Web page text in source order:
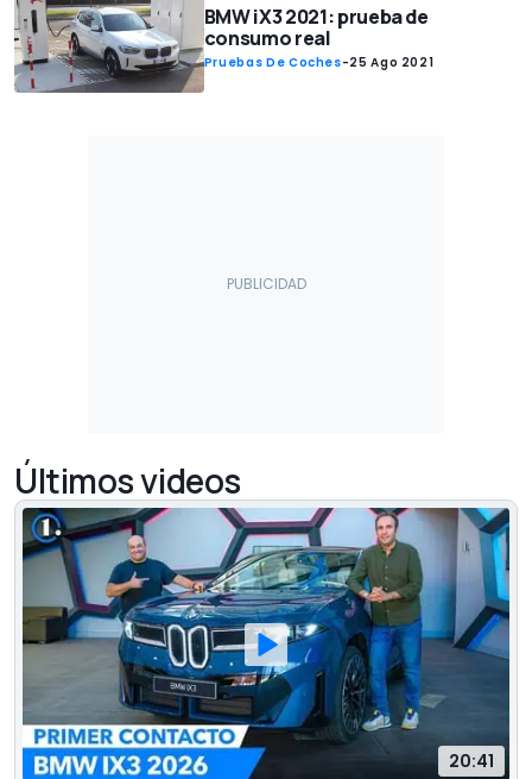
BMW iX3 2021: prueba de
consumo real
Pruebas De Coches-25 Ago 2021
Últimos videos
20:41